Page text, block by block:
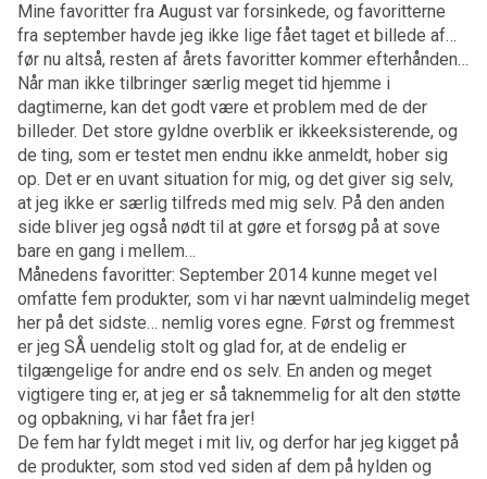
Mine favoritter fra August var forsinkede, og favoritterne
fra september havde jeg ikke lige fået taget et billede af…
før nu altså, resten af årets favoritter kommer efterhånden…
Når man ikke tilbringer særlig meget tid hjemme i
dagtimerne, kan det godt være et problem med de der
billeder. Det store gyldne overblik er ikkeeksisterende, og
de ting, som er testet men endnu ikke anmeldt, hober sig
op. Det er en uvant situation for mig, og det giver sig selv,
at jeg ikke er særlig tilfreds med mig selv. På den anden
side bliver jeg også nødt til at gøre et forsøg på at sove
bare en gang i mellem…
Månedens favoritter: September 2014 kunne meget vel
omfatte fem produkter, som vi har nævnt ualmindelig meget
her på det sidste… nemlig vores egne. Først og fremmest
er jeg SÅ uendelig stolt og glad for, at de endelig er
tilgængelige for andre end os selv. En anden og meget
vigtigere ting er, at jeg er så taknemmelig for alt den støtte
og opbakning, vi har fået fra jer!
De fem har fyldt meget i mit liv, og derfor har jeg kigget på
de produkter, som stod ved siden af dem på hylden og